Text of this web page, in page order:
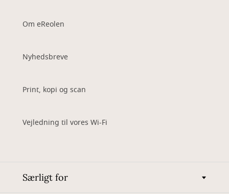
Om eReolen
Nyhedsbreve
Print, kopi og scan
Vejledning til vores Wi-Fi
Særligt for